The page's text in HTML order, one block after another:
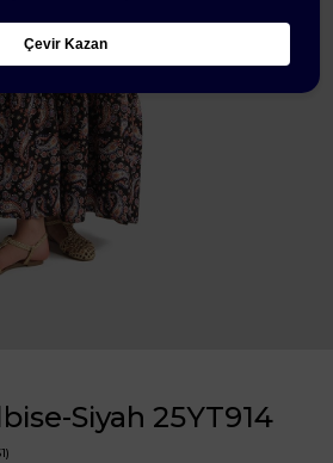
Siyah 25YT914
Çevir Kazan